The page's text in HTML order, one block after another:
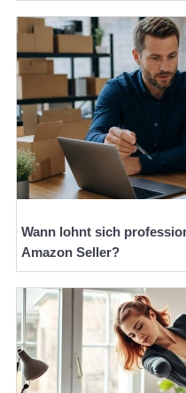
Wann lohnt sich
Amazon Seller?